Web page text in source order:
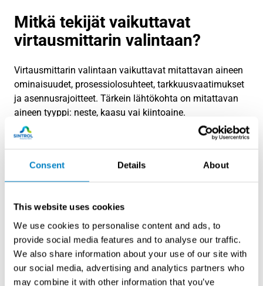
Consent Details About
This website uses cookies
We use cookies to personalise content and ads, to
provide social media features and to analyse our traffic.
We also share information about your use of our site with
our social media, advertising and analytics partners who
may combine it with other information that you’ve
Mitkä tekijät vaikuttavat
virtausmittarin valintaan?
Virtausmittarin valintaan vaikuttavat mitattavan aineen
ominaisuudet, prosessiolosuhteet, tarkkuusvaatimukset
ja asennusrajoitteet. Tärkein lähtökohta on mitattavan
aineen tyyppi: neste, kaasu vai kiintoaine.
Nestemäisten aineiden mittauksessa sähkönjohtavuus
vaatii vähintään 5 µS/cm:n sähkönjohtavuuden, kun
taas ultraääni- tai Coriolis-mittaus toimivat myös sähköä
polymeereille tai öljyille, mekaaninen mittaus
soikiorotasteknologialla voi olla optimaalinen ratkaisu.
Prosessiolosuhteet asettavat omat vaatimuksensa
teknologiavalinnalle. Korkeat lämpötilat ja paineet
rajaavat käytettävissä olevia teknologioita. Syövyttävät